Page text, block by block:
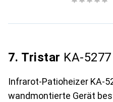
7. Tristar KA-
Infrarot-Patioheizer KA-
wandmontierte Gerät